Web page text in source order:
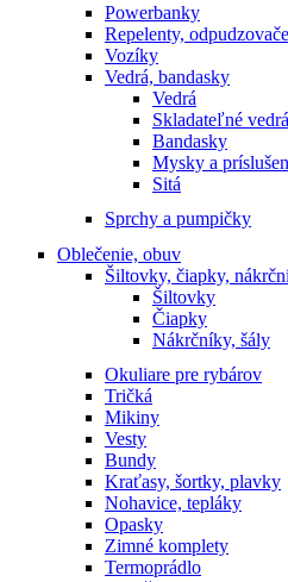
Powerbanky
Repelenty, odpudzovače
Vozíky
Vedrá, bandasky
Vedrá
Skladateľné vedrá
Bandasky
Mysky a
Sitá
Sprchy a pumpičky
Oblečenie, obuv
Šiltovky, čiapky,
Šiltovky
Čiapky
Nákrčníky, šály
Okuliare pre rybárov
Tričká
Mikiny
Vesty
Bundy
Kraťasy, šortky, plavky
Nohavice, tepláky
Opasky
Zimné komplety
Termoprádlo